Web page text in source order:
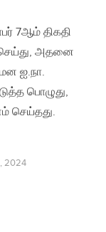
7ஆம் திகதி
அதனை
ஐ.நா.
பொழுது,
செய்தது.
2024